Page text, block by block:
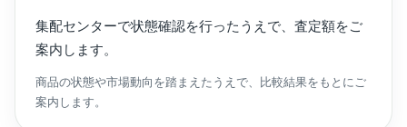
集配センターで状態確認を行ったうえで、査定額をご
案内します。
商品の状態や市場動向を踏まえたうえで、比較結果をもとにご
案内します。